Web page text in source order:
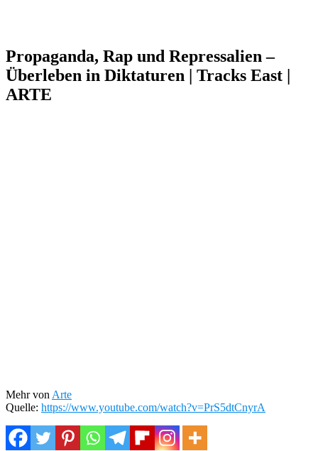
Propaganda, Rap und Repressalien –
Überleben in Diktaturen | Tracks East |
ARTE
Mehr von Arte
Quelle: https://www.youtube.com/watch?v=PrS5dtCnyrA